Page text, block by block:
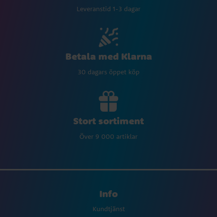
Leveranstid 1-3 dagar
Betala med Klarna
30 dagars öppet köp
Stort sortiment
Över 9 000 artiklar
Info
Kundtjänst